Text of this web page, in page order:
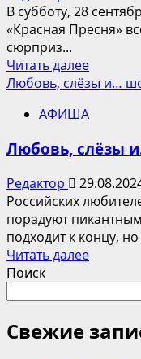
В субботу, 28
«Красная Пресня»
сюрприз...
Читать далее
больше
В
кружку
какао
Любовь, слёзы и…
АФИША
Любовь, слёзы
Редактор
Российских
порадуют
подходит к концу,
Читать далее
слёзы
и…
Поиск
Свежие